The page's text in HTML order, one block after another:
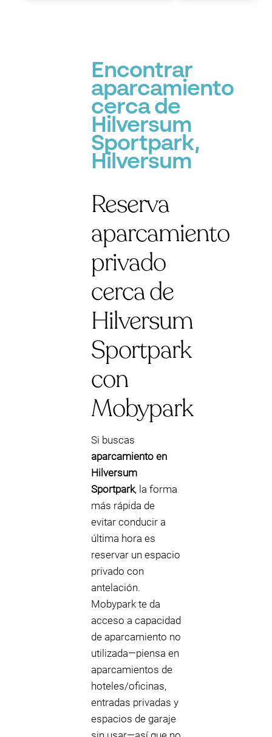
Encontrar
aparcamiento
cerca de
Hilversum
Sportpark,
Hilversum
Reserva
aparcamiento
privado
cerca de
Hilversum
Sportpark
con
Mobypark
Si buscas
aparcamiento en
Hilversum
Sportpark, la forma
más rápida de
evitar conducir a
última hora es
reservar un espacio
privado con
antelación.
Mobypark te da
acceso a capacidad
de aparcamiento no
utilizada—piensa en
aparcamientos de
hoteles/oficinas,
entradas privadas y
espacios de garaje